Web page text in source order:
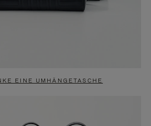
EINE UMHÄNGETASCHE